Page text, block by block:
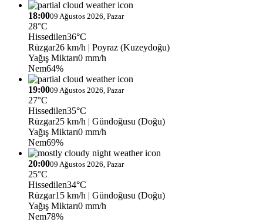
18:0009 Ağustos 2026, Pazar
28°C
Hissedilen36°C
Rüzgar26 km/h | Poyraz (Kuzeydoğu)
Yağış Miktarı0 mm/h
Nem64%
19:0009 Ağustos 2026, Pazar
27°C
Hissedilen35°C
Rüzgar25 km/h | Gündoğusu (Doğu)
Yağış Miktarı0 mm/h
Nem69%
20:0009 Ağustos 2026, Pazar
25°C
Hissedilen34°C
Rüzgar15 km/h | Gündoğusu (Doğu)
Yağış Miktarı0 mm/h
Nem78%